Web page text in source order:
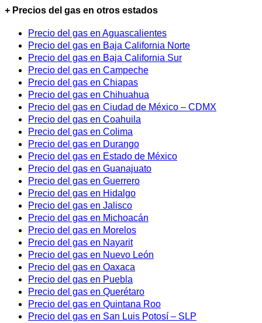
+ Precios del gas en otros estados
Precio del gas en Aguascalientes
Precio del gas en Baja California Norte
Precio del gas en Baja California Sur
Precio del gas en Campeche
Precio del gas en Chiapas
Precio del gas en Chihuahua
Precio del gas en Ciudad de México – CDMX
Precio del gas en Coahuila
Precio del gas en Colima
Precio del gas en Durango
Precio del gas en Estado de México
Precio del gas en Guanajuato
Precio del gas en Guerrero
Precio del gas en Hidalgo
Precio del gas en Jalisco
Precio del gas en Michoacán
Precio del gas en Morelos
Precio del gas en Nayarit
Precio del gas en Nuevo León
Precio del gas en Oaxaca
Precio del gas en Puebla
Precio del gas en Querétaro
Precio del gas en Quintana Roo
Precio del gas en San Luis Potosí – SLP